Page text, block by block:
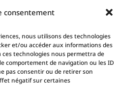
consentement
nous utilisons des technologies
et/ou accéder aux informations des
ces technologies nous permettra de
comportement de navigation ou les ID
pas consentir ou de retirer son
négatif sur certaines